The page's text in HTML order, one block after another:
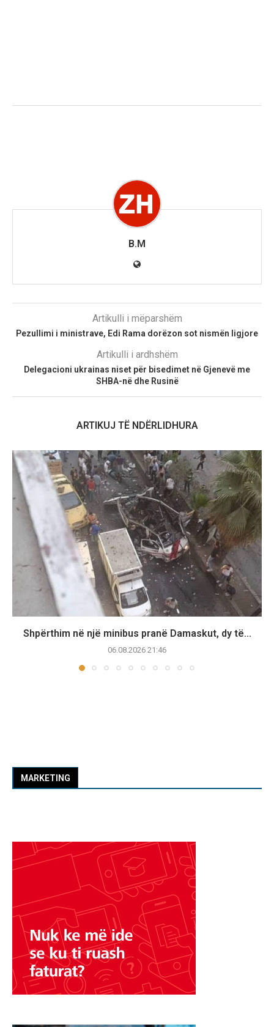
B.M
Artikulli i mëparshëm
Pezullimi i ministrave, Edi Rama dorëzon sot nismën ligjore
Artikulli i ardhshëm
Delegacioni ukrainas niset për bisedimet në Gjenevë me
SHBA-në dhe Rusinë
ARTIKUJ TË NDËRLIDHURA
Shpërthim në një minibus pranë Damaskut, dy të...
06.08.2026 21:46
MARKETING